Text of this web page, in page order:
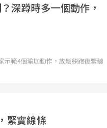
深蹲時多一個動作，
示範4個瑜珈動作，放鬆練跑後緊繃
緊實線條